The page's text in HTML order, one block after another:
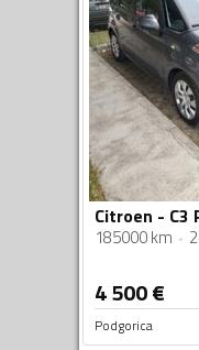
Citroen - C3
185000 km
4 500€
Podgorica